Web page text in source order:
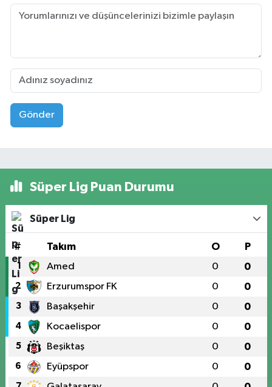
Gönder
Süper Lig Puan Durumu
Süper Lig
# Takım O P
1 Amed 0 0
2 Erzurumspor FK 0 0
3 Başakşehir 0 0
4 Kocaelispor 0 0
5 Beşiktaş 0 0
6 Eyüpspor 0 0